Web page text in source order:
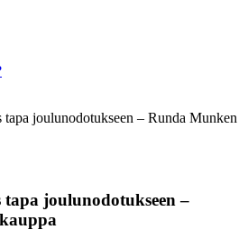
tapa joulunodotukseen – Runda Munken
tapa joulunodotukseen –